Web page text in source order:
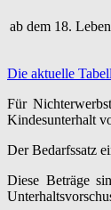
ab dem 18.
Die aktuelle
Für
Kindesunterhalt
Der Bedarfssatz
Diese Beträge